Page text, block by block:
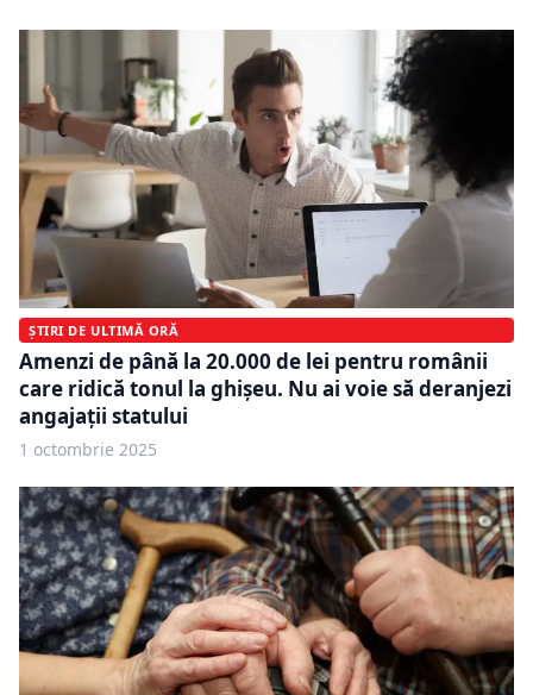
ȘTIRI DE ULTIMĂ ORĂ
Amenzi de până la 20.000 de lei pentru românii
care ridică tonul la ghișeu. Nu ai voie să deranjezi
angajații statului
1 octombrie 2025